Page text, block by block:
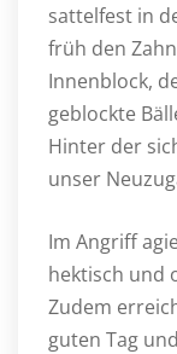
sattelfest in
früh den
Innenblock,
geblockte
Hinter der
unser
Im Angriff
hektisch und
Zudem
guten Tag